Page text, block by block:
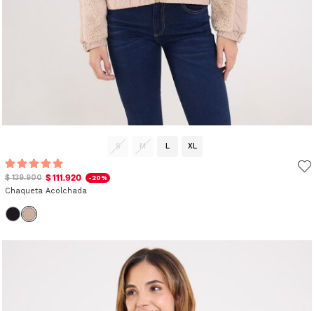
S M L XL
$ 139.900 $ 111.920 -20%
Chaqueta Acolchada